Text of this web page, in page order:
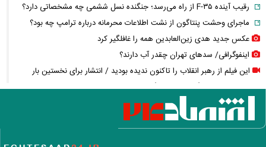
رقیب آینده F-۳۵ از راه می‌رسد؛ جنگنده نسل ششمی چه مشخصاتی دارد؟
ماجرای وحشت پنتاگون از نشت اطلاعات محرمانه درباره ترامپ چه بود؟
عکس جدید هدی زین‌العابدین همه را غافلگیر کرد
اینفوگرافی/ سدهای تهران چقدر آب دارند؟
این فیلم از رهبر انقلاب را تاکنون ندیده بودید / انتشار برای نخستین بار
قیمت واقعی مرغ لو رفت/ مرغ ارزان‌تر از هزینه تولید فروخته می‌شود!
عکس گوگوش در ۱۲ سالگی در کنار پدرش صابر آتشین
کالابرگ مرداد چه زمانی شارژ می‌شود؟ / تغییر زمان واریز اعتبار برخی